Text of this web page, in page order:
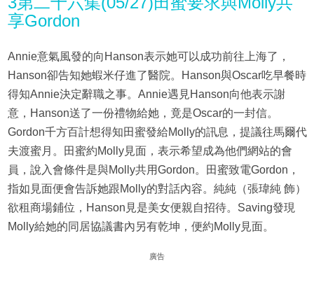
享Gordon
Annie意氣風發的向Hanson表示她可以成功前往上海了，
Hanson卻告知她蝦米仔進了醫院。Hanson與Oscar吃早餐時
得知Annie決定辭職之事。Annie遇見Hanson向他表示謝
意，Hanson送了一份禮物給她，竟是Oscar的一封信。
Gordon千方百計想得知田蜜發給Molly的訊息，提議往馬爾代
夫渡蜜月。田蜜約Molly見面，表示希望成為他們網站的會
員，說入會條件是與Molly共用Gordon。田蜜致電Gordon，
指如見面便會告訴她跟Molly的對話內容。純純（張瑋純 飾）
欲租商場鋪位，Hanson見是美女便親自招待。Saving發現
Molly給她的同居協議書內另有乾坤，便約Molly見面。
廣告